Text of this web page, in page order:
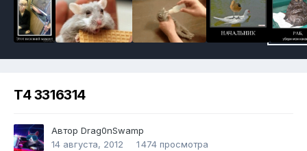
T4 3316314
Автор Drag0nSwamp
14 августа, 2012
1 474 просмотра